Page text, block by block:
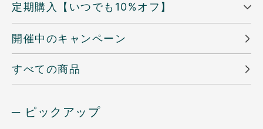
定期購入【いつでも10%オフ】
開催中のキャンペーン
すべての商品
─ ピックアップ